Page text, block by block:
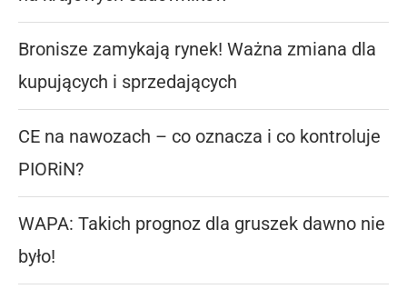
Bronisze zamykają rynek! Ważna zmiana dla
kupujących i sprzedających
CE na nawozach – co oznacza i co kontroluje
PIORiN?
WAPA: Takich prognoz dla gruszek dawno nie
było!